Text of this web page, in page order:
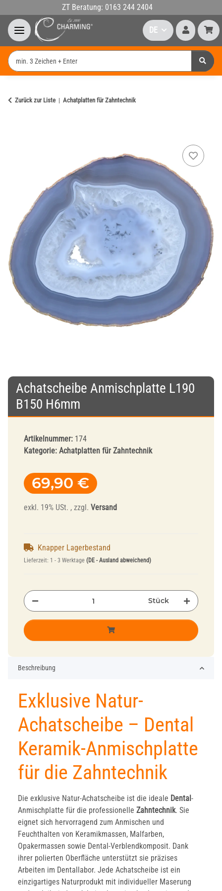
ZT Beratung: 0163 244 2404
DE
Zurück zur Liste Achatplatten für Zahntechnik
Achatscheibe Anmischplatte L190
B150 H6mm
Artikelnummer: 174
Kategorie: Achatplatten für Zahntechnik
69,90 €
exkl. 19% USt. , zzgl. Versand
Knapper Lagerbestand
Lieferzeit: 1 - 3 Werktage (DE - Ausland abweichend)
Stück
Beschreibung
Exklusive Natur-
Achatscheibe – Dental
Keramik-Anmischplatte
für die Zahntechnik
Die exklusive Natur-Achatscheibe ist die ideale Dental -
Anmischplatte für die professionelle Zahntechnik. Sie
eignet sich hervorragend zum Anmischen und
Feuchthalten von Keramikmassen, Malfarben,
Opakermassen sowie Dental-Verblendkomposit. Dank
ihrer polierten Oberfläche unterstützt sie präzises
Arbeiten im Dentallabor. Jede Achatscheibe ist ein
einzigartiges Naturprodukt mit individueller Maserung